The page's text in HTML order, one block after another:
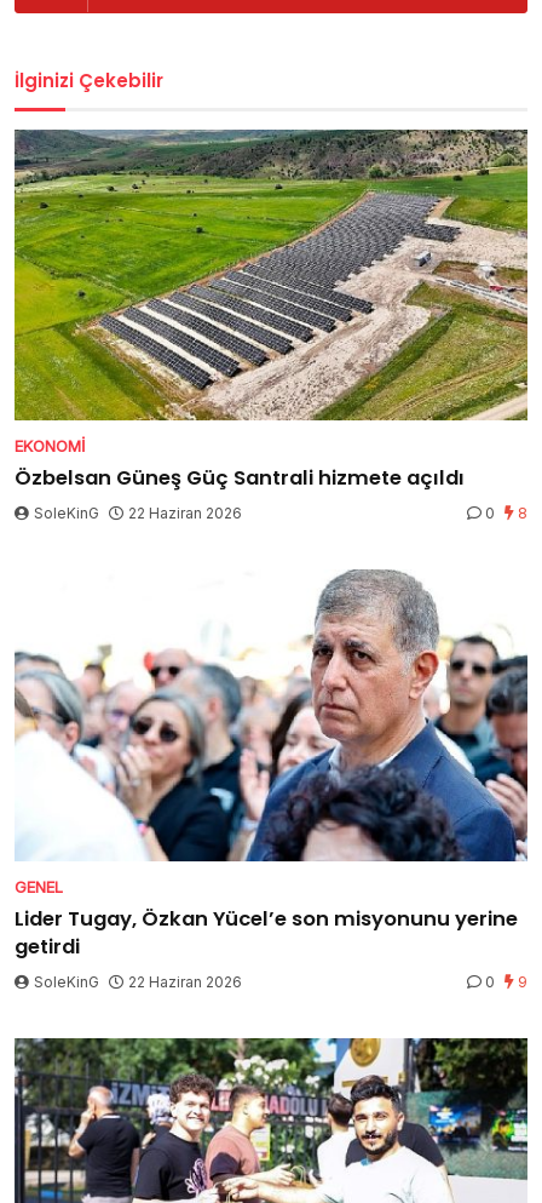
İlginizi Çekebilir
EKONOMI
Özbelsan Güneş Güç Santrali hizmete açıldı
SoleKinG 22 Haziran 2026 0 8
GENEL
Lider Tugay, Özkan Yücel’e son misyonunu yerine
getirdi
SoleKinG 22 Haziran 2026 0 9